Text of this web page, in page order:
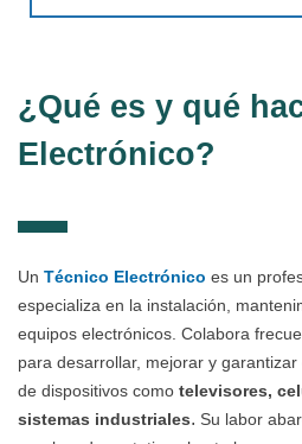
¿Qué es y qué
Electrónico?
Un Técnico Electrónico es un
especializa en la instalación,
equipos electrónicos. Colabora
para desarrollar, mejorar y
de dispositivos como televisores,
sistemas industriales. Su labor